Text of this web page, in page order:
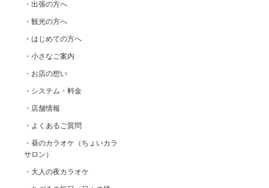
・出張の方へ
・観光の方へ
・はじめての方へ
・小さなご案内
・お店の想い
・システム・料金
・店舗情報
・よくあるご質問
・昼のカラオケ（ちょいカラ
サロン）
・大人の夜カラオケ